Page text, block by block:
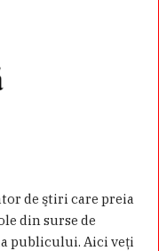
de ştiri care preia
din surse de
publicului. Aici veţi